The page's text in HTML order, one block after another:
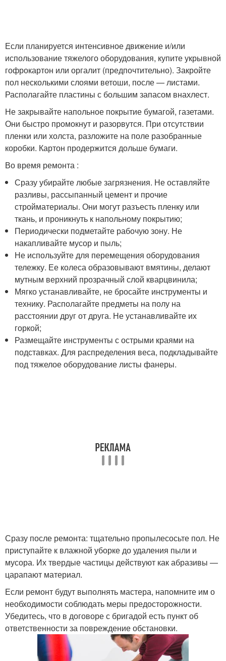
Если планируется интенсивное движение и/или
использование тяжелого оборудования, купите укрывной
гофрокартон или оргалит (предпочтительно). Закройте
пол несколькими слоями ветоши, после — листами.
Располагайте пластины с большим запасом внахлест.
Не закрывайте напольное покрытие бумагой, газетами.
Они быстро промокнут и разорвутся. При отсутствии
пленки или холста, разложите на поле разобранные
коробки. Картон продержится дольше бумаги.
Во время ремонта :
Сразу убирайте любые загрязнения. Не оставляйте
разливы, рассыпанный цемент и прочие
стройматериалы. Они могут разъесть пленку или
ткань, и проникнуть к напольному покрытию;
Периодически подметайте рабочую зону. Не
накапливайте мусор и пыль;
Не используйте для перемещения оборудования
тележку. Ее колеса образовывают вмятины, делают
мутным верхний прозрачный слой кварцвинила;
Мягко устанавливайте, не бросайте инструменты и
технику. Располагайте предметы на полу на
расстоянии друг от друга. Не устанавливайте их
горкой;
Размещайте инструменты с острыми краями на
подставках. Для распределения веса, подкладывайте
под тяжелое оборудование листы фанеры.
Сразу после ремонта: тщательно пропылесосьте пол. Не
приступайте к влажной уборке до удаления пыли и
мусора. Их твердые частицы действуют как абразивы —
царапают материал.
Если ремонт будут выполнять мастера, напомните им о
необходимости соблюдать меры предосторожности.
Убедитесь, что в договоре с бригадой есть пункт об
ответственности за повреждение обстановки.